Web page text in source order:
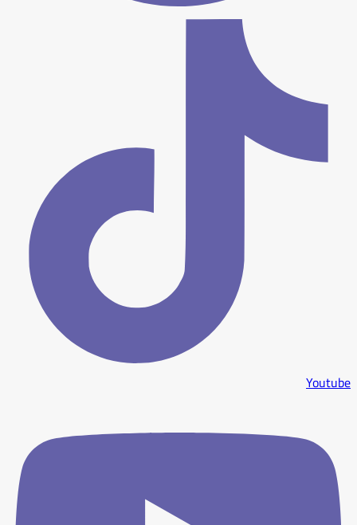
Youtube